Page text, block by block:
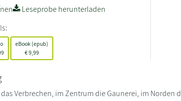
Leseprobe herunterladen
eBook (epub)
€9,99
Verbrechen, im Zentrum die Gaunerei, im Norden